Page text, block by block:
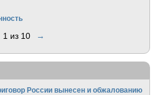
1 из 10 →
России вынесен и обжалованию